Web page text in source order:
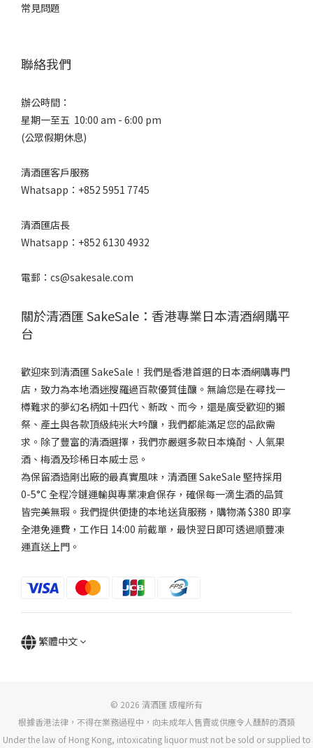
常見問題
聯絡我們
辦公時間：
星期一至五 10:00 am - 6:00 pm
(公眾假期休息)
清酒匯客戶服務
Whatsapp：+852 5951 7745
清酒匯店長
Whatsapp：+852 6130 4932
電郵：cs@sakesale.com
關於清酒匯 SakeSale：香港專業日本清酒網購平
台
歡迎來到清酒匯 SakeSale！我們是香港首選的日本酒網購專門
店，致力為本地酒迷搜羅過百款優質佳釀。無論您是在尋找一
樽難求的夢幻名柄如十四代、新政、而今，還是廣受歡迎的獺
祭、產土與各款頂級純米大吟釀，我們都能滿足您的品飲需
求。除了豐富的清酒選擇，我們亦嚴選多款日本燒酎、人氣果
酒、梅酒及珍稀日本威士忌。
為保留酒造剛出廠的最真實風味，清酒匯 SakeSale 堅持採用
0-5°C 全程冷鏈運輸與專業凍倉保存，確保每一滴生酒的品質
皆完美無瑕。我們提供便捷的本地送貨服務，購物滿 $380 即享
全港免運費，工作日 14:00 前截單，最快翌日即可透過順豐凍
運直送上門。
繁體中文
© 2026 清酒匯 版權所有
根據香港法律，不得在業務過程中，向未成年人售賣或供應令人醺醉的酒類
Under the law of Hong Kong, intoxicating liquor must not be sold or supplied to